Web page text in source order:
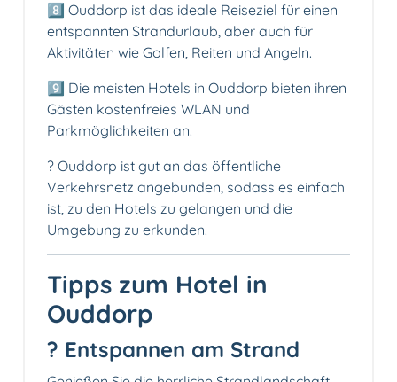
8️⃣ Ouddorp ist das ideale Reiseziel für einen
entspannten Strandurlaub, aber auch für
Aktivitäten wie Golfen, Reiten und Angeln.
9️⃣ Die meisten Hotels in Ouddorp bieten ihren
Gästen kostenfreies WLAN und
Parkmöglichkeiten an.
? Ouddorp ist gut an das öffentliche
Verkehrsnetz angebunden, sodass es einfach
ist, zu den Hotels zu gelangen und die
Umgebung zu erkunden.
Tipps zum Hotel in
Ouddorp
?️ Entspannen am Strand